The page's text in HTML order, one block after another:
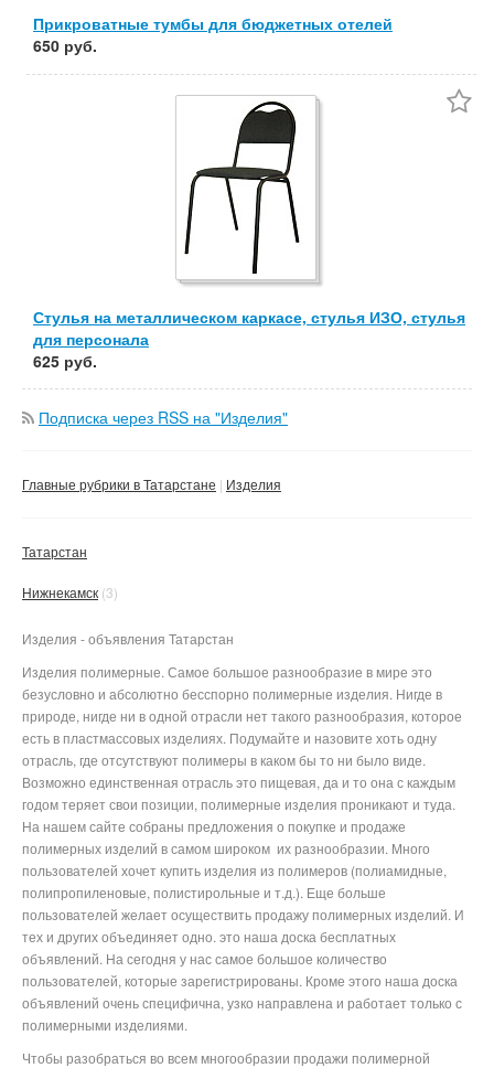
Прикроватные тумбы для бюджетных отелей
650 руб.
Стулья на металлическом каркасе, стулья ИЗО, стулья
для персонала
625 руб.
Подписка через RSS на "Изделия"
Главные рубрики в Татарстане Изделия
Татарстан
Нижнекамск (3)
Изделия - объявления Татарстан
Изделия полимерные. Самое большое разнообразие в мире это
безусловно и абсолютно бесспорно полимерные изделия. Нигде в
природе, нигде ни в одной отрасли нет такого разнообразия, которое
есть в пластмассовых изделиях. Подумайте и назовите хоть одну
отрасль, где отсутствуют полимеры в каком бы то ни было виде.
Возможно единственная отрасль это пищевая, да и то она с каждым
годом теряет свои позиции, полимерные изделия проникают и туда.
На нашем сайте собраны предложения о покупке и продаже
полимерных изделий в самом широком их разнообразии. Много
пользователей хочет купить изделия из полимеров (полиамидные,
полипропиленовые, полистирольные и т.д.). Еще больше
пользователей желает осуществить продажу полимерных изделий. И
тех и других объединяет одно. это наша доска бесплатных
объявлений. На сегодня у нас самое большое количество
пользователей, которые зарегистрированы. Кроме этого наша доска
объявлений очень специфична, узко направлена и работает только с
полимерными изделиями.
Чтобы разобраться во всем многообразии продажи полимерной